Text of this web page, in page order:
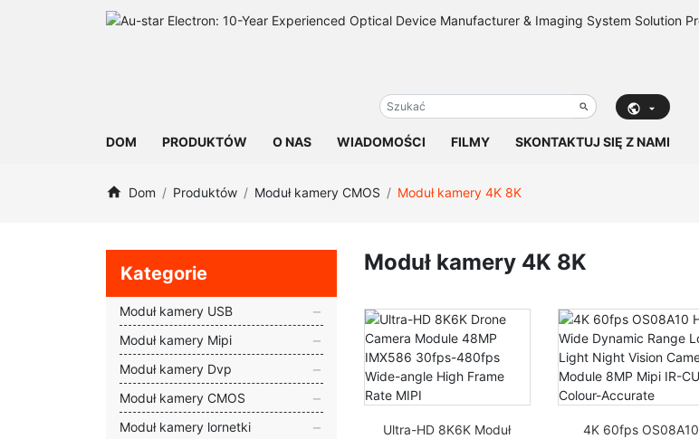
DOM PRODUKTÓW O NAS WIADOMOŚCI FILMY SKONTAKTUJ SIĘ Z NAMI
Dom Produktów Moduł kamery CMOS Moduł kamery 4K 8K
Kategorie
Moduł kamery USB
Moduł kamery Mipi
Moduł kamery Dvp
Moduł kamery CMOS
Moduł kamery lornetki
Moduł kamery 4K 8K
Ultra-HD 8K6K Moduł
4K 60fps OS08A10